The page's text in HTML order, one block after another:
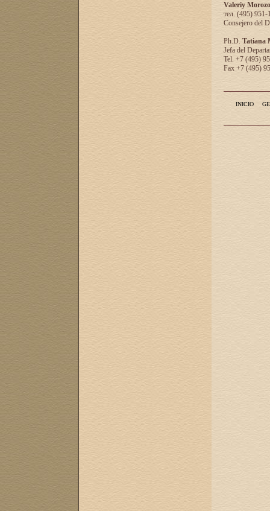
Valeriy
тел. (495) 951-
Consejero del
Ph.D. Tatiana
Jefa del
Tel. +7 (495)
Fax +7 (495)
INICIO